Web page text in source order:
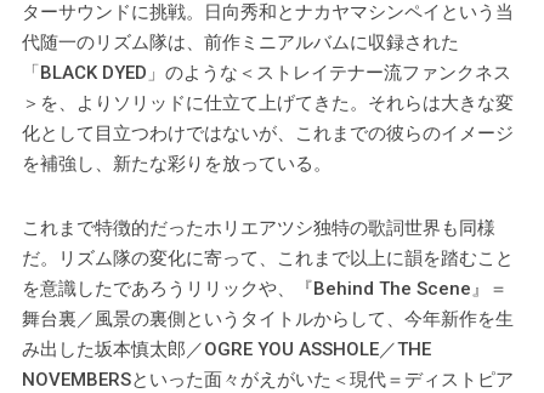
ターサウンドに挑戦。日向秀和とナカヤマシンペイという当
代随一のリズム隊は、前作ミニアルバムに収録された
「BLACK DYED」のような＜ストレイテナー流ファンクネス
＞を、よりソリッドに仕立て上げてきた。それらは大きな変
化として目立つわけではないが、これまでの彼らのイメージ
を補強し、新たな彩りを放っている。
これまで特徴的だったホリエアツシ独特の歌詞世界も同様
だ。リズム隊の変化に寄って、これまで以上に韻を踏むこと
を意識したであろうリリックや、『Behind The Scene』＝
舞台裏／風景の裏側というタイトルからして、今年新作を生
み出した坂本慎太郎／OGRE YOU ASSHOLE／THE
NOVEMBERSといった面々がえがいた＜現代＝ディストピア